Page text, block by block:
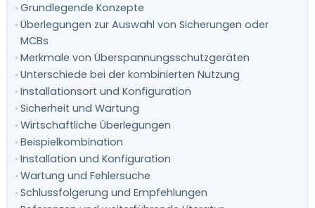
Grundlegende Konzepte
Überlegungen zur Auswahl von Sicherungen oder
MCBs
Merkmale von Überspannungsschutzgeräten
Unterschiede bei der kombinierten Nutzung
Installationsort und Konfiguration
Sicherheit und Wartung
Wirtschaftliche Überlegungen
Beispielkombination
Installation und Konfiguration
Wartung und Fehlersuche
Schlussfolgerung und Empfehlungen